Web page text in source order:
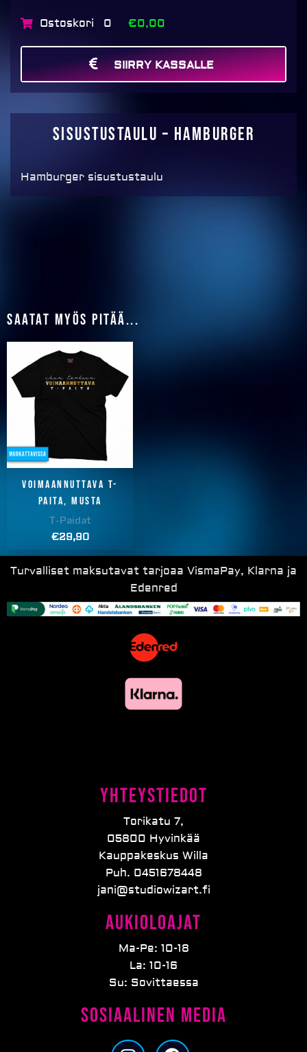
Ostoskori 0 €0,00
SIIRRY KASSALLE
Sisustustaulu – Hamburger
Hamburger sisustustaulu
Saatat myös pitää...
Voimaannuttava T-
paita, musta
T-Paidat
€29,90
Turvalliset maksutavat tarjoaa VismaPay, Klarna ja
Edenred
Yhteystiedot
Torikatu 7,
05800 Hyvinkää
Kauppakeskus Willa
Puh. 0451678448
jani@studiowizart.fi
Aukioloajat
Ma-Pe: 10-18
La: 10-16
Su: Sovittaessa
Sosiaalinen media
I F